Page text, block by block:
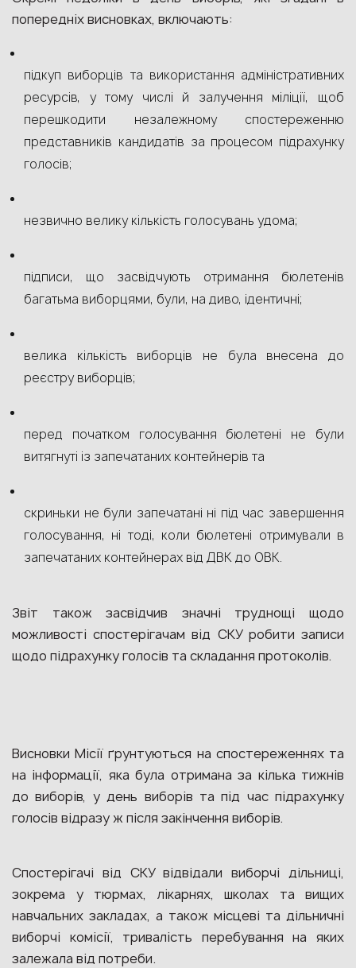
попередніх висновках, включають:
підкуп виборців та використання адміністративних
ресурсів, у тому числі й залучення міліції, щоб
перешкодити незалежному спостереженню
представників кандидатів за процесом підрахунку
голосів;
незвично велику кількість голосувань удома;
підписи, що засвідчують отримання бюлетенів
багатьма виборцями, були, на диво, ідентичні;
велика кількість виборців не була внесена до
реєстру виборців;
перед початком голосування бюлетені не були
витягнуті із запечатаних контейнерів та
скриньки не були запечатані ні під час завершення
голосування, ні тоді, коли бюлетені отримували в
запечатаних контейнерах від ДВК до ОВК.
Звіт також засвідчив значні труднощі щодо
можливості спостерігачам від СКУ робити записи
щодо підрахунку голосів та складання протоколів.
Висновки Місії ґрунтуються на спостереженнях та
на інформації, яка була отримана за кілька тижнів
до виборів, у день виборів та під час підрахунку
голосів відразу ж після закінчення виборів.
Спостерігачі від СКУ відвідали виборчі дільниці,
зокрема у тюрмах, лікарнях, школах та вищих
навчальних закладах, а також місцеві та дільничні
виборчі комісії, тривалість перебування на яких
залежала від потреби.